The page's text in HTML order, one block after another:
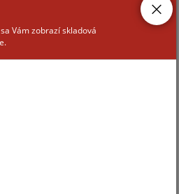
Vám zobrazí skladová